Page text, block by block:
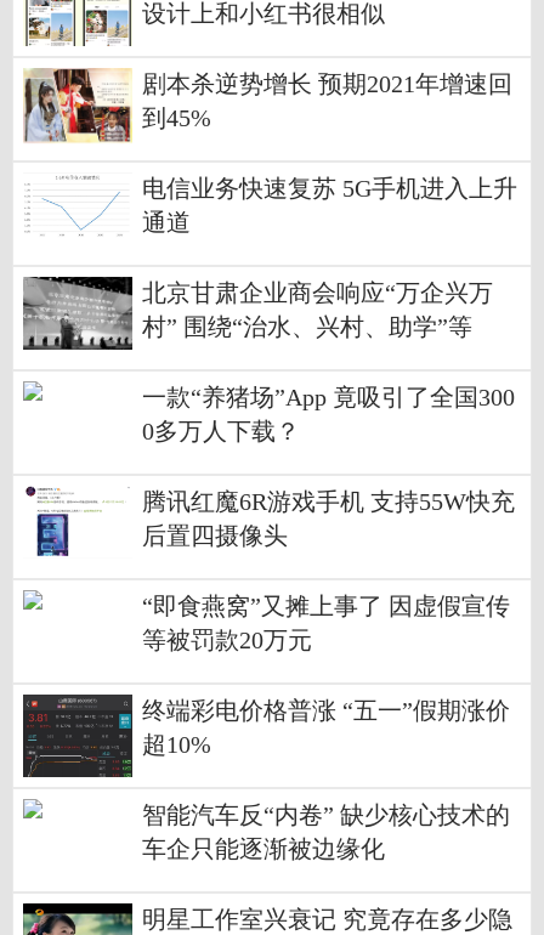
设计上和小红书很相似
剧本杀逆势增长 预期2021年增速回
到45%
电信业务快速复苏 5G手机进入上升
通道
北京甘肃企业商会响应“万企兴万
村” 围绕“治水、兴村、助学”等
一款“养猪场”App 竟吸引了全国300
0多万人下载？
腾讯红魔6R游戏手机 支持55W快充
后置四摄像头
“即食燕窝”又摊上事了 因虚假宣传
等被罚款20万元
终端彩电价格普涨 “五一”假期涨价
超10%
智能汽车反“内卷” 缺少核心技术的
车企只能逐渐被边缘化
明星工作室兴衰记 究竟存在多少隐